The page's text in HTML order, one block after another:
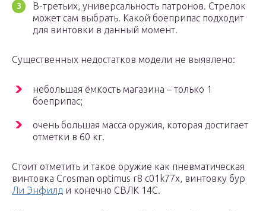
В-третьих, универсальность патронов. Стрелок
может сам выбрать. Какой боеприпас подходит
для винтовки в данный момент.
Существенных недостатков модели не выявлено:
небольшая ёмкость магазина – только 1
боеприпас;
очень большая масса оружия, которая достигает
отметки в 60 кг.
Стоит отметить и такое оружие как пневматическая
винтовка Crosman optimus r8 c01k77x, винтовку бур
Ли Энфилд и конечно СВЛК 14С.